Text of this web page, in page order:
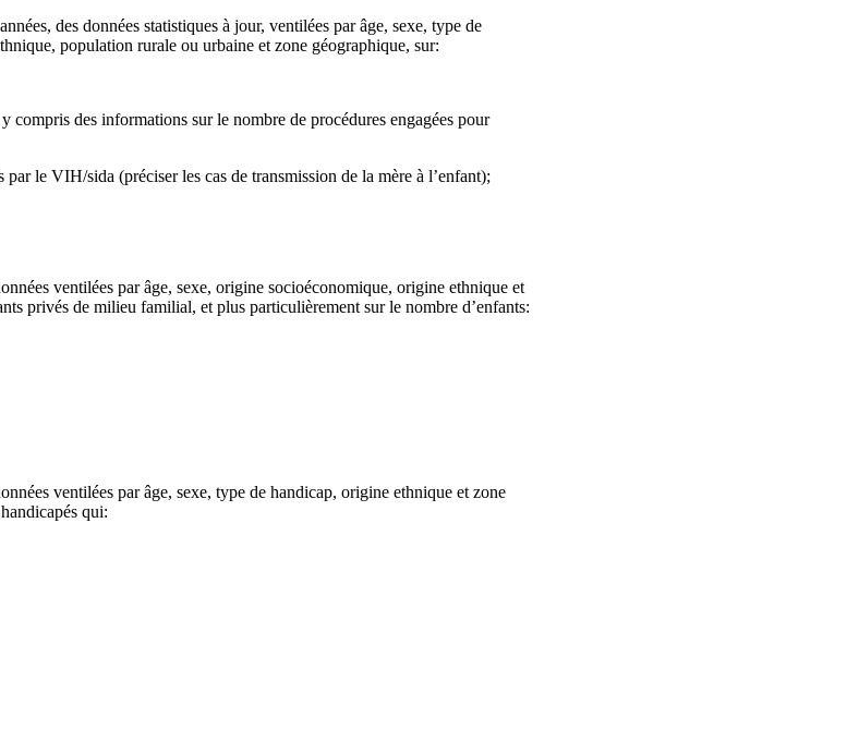
des données statistiques à jour, ventilées par âge, sexe, type de
population rurale ou urbaine et zone géographique, sur:
compris des informations sur le nombre de procédures engagées pour
le VIH/sida (préciser les cas de transmission de la mère à l’enfant);
ventilées par âge, sexe, origine socioéconomique, origine ethnique et
privés de milieu familial, et plus particulièrement sur le nombre d’enfants:
ventilées par âge, sexe, type de handicap, origine ethnique et zone
qui: